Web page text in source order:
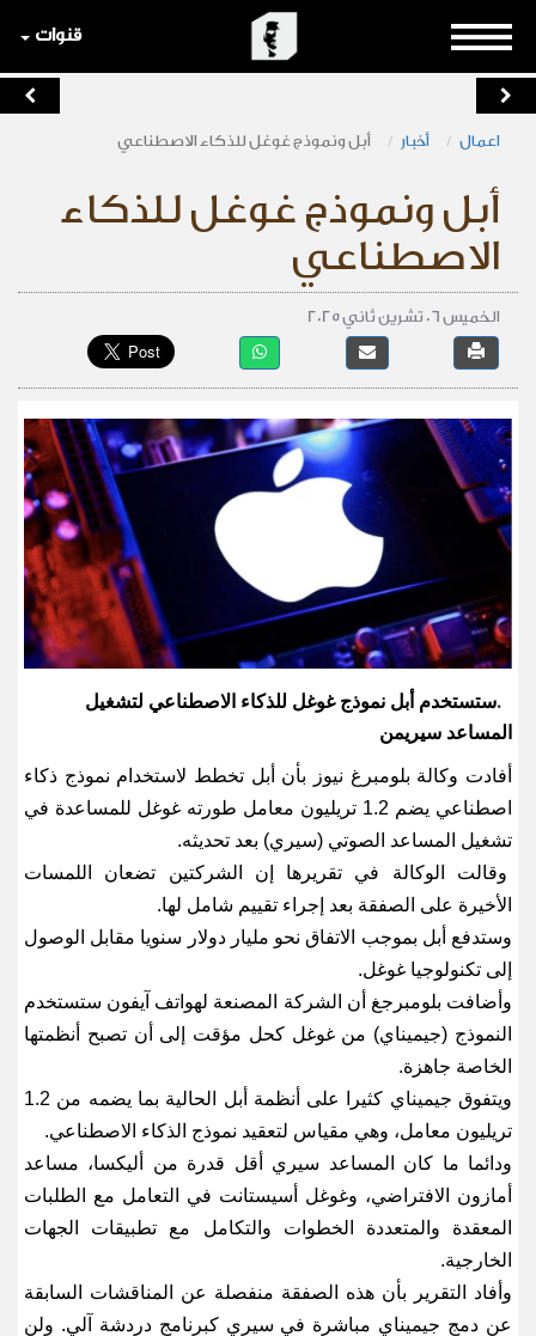
قنوات
اعمال أخبار أبل ونموذج غوغل للذكاء الاصطناعي
أبل ونموذج غوغل للذكاء
الاصطناعي
الخميس 06 تشرين ثاني 2025
.ستستخدم أبل نموذج غوغل للذكاء الاصطناعي لتشغيل
المساعد سيريمن
أفادت وكالة بلومبرغ نيوز بأن أبل تخطط لاستخدام نموذج ذكاء
اصطناعي يضم 1.2 تريليون معامل طورته غوغل للمساعدة في
تشغيل المساعد الصوتي (سيري) بعد تحديثه.
وقالت الوكالة في تقريرها إن الشركتين تضعان اللمسات
الأخيرة على الصفقة بعد إجراء تقييم شامل لها.
وستدفع أبل بموجب الاتفاق نحو مليار دولار سنويا مقابل الوصول
إلى تكنولوجيا غوغل.
وأضافت بلومبرجغ أن الشركة المصنعة لهواتف آيفون ستستخدم
النموذج (جيميناي) من غوغل كحل مؤقت إلى أن تصبح أنظمتها
الخاصة جاهزة.
ويتفوق جيميناي كثيرا على أنظمة أبل الحالية بما يضمه من 1.2
تريليون معامل، وهي مقياس لتعقيد نموذج الذكاء الاصطناعي.
ودائما ما كان المساعد سيري أقل قدرة من أليكسا، مساعد
أمازون الافتراضي، وغوغل أسيستانت في التعامل مع الطلبات
المعقدة والمتعددة الخطوات والتكامل مع تطبيقات الجهات
الخارجية.
وأفاد التقرير بأن هذه الصفقة منفصلة عن المناقشات السابقة
عن دمج جيميناي مباشرة في سيري كبرنامج دردشة آلي. ولن